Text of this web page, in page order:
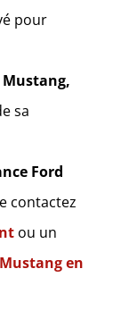
pour
sa
Ford
contactez
ou un
en